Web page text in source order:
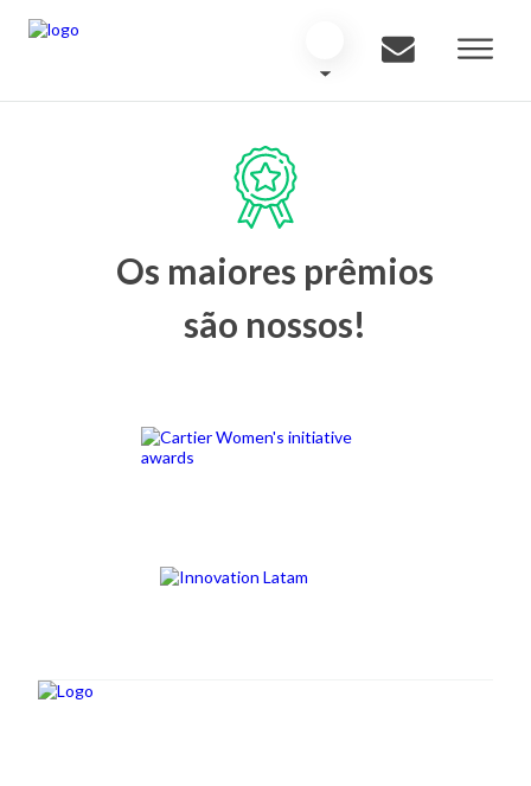
Os maiores prêmios
são nossos!